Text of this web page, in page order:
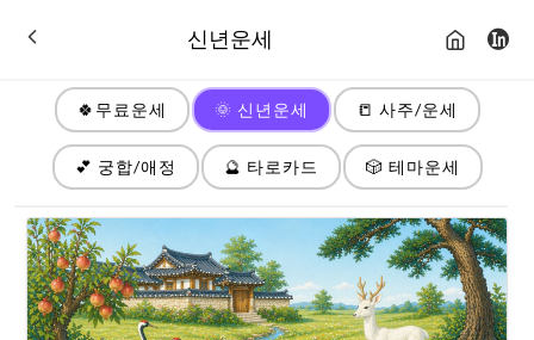
신년운세
🍀무료운세 🌞 신년운세 📒 사주/운세
💕 궁합/애정 🔮 타로카드 🎲 테마운세